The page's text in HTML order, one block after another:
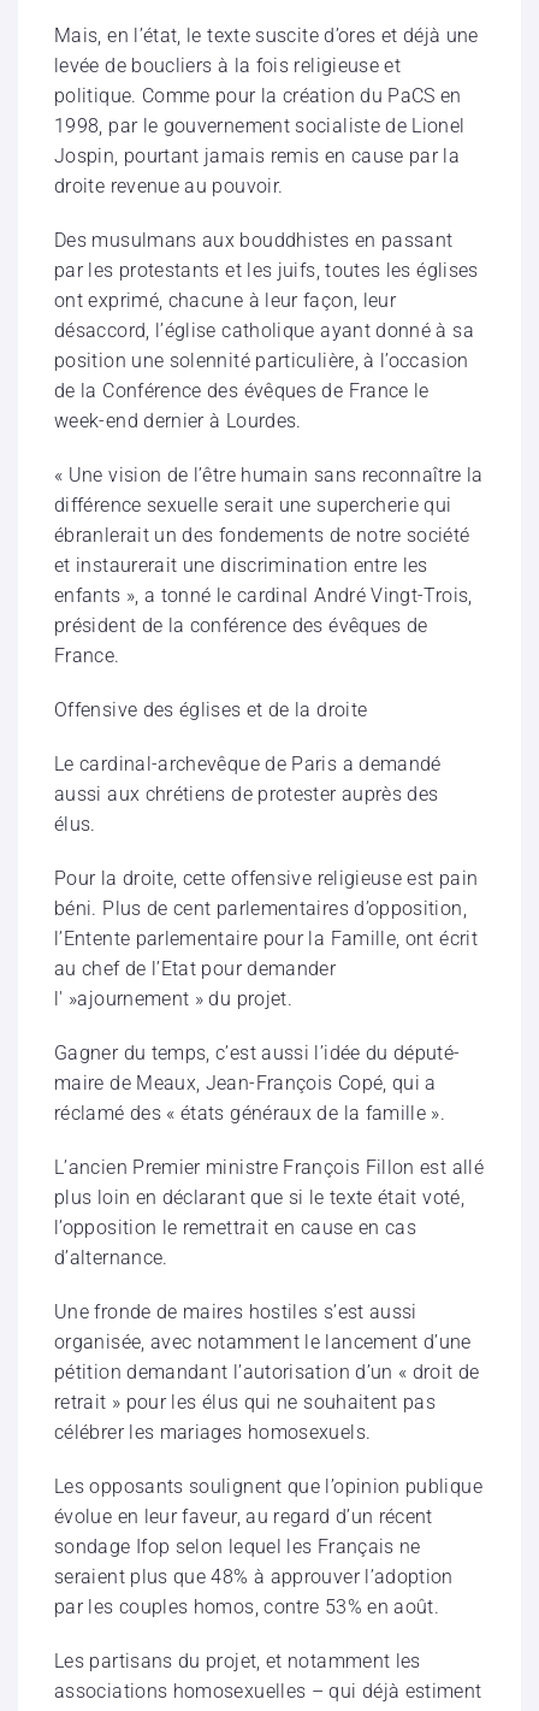
Mais, en l’état, le texte suscite d’ores et déjà une
levée de boucliers à la fois religieuse et
politique. Comme pour la création du PaCS en
1998, par le gouvernement socialiste de Lionel
Jospin, pourtant jamais remis en cause par la
droite revenue au pouvoir.
Des musulmans aux bouddhistes en passant
par les protestants et les juifs, toutes les églises
ont exprimé, chacune à leur façon, leur
désaccord, l’église catholique ayant donné à sa
position une solennité particulière, à l’occasion
de la Conférence des évêques de France le
week-end dernier à Lourdes.
« Une vision de l’être humain sans reconnaître la
différence sexuelle serait une supercherie qui
ébranlerait un des fondements de notre société
et instaurerait une discrimination entre les
enfants », a tonné le cardinal André Vingt-Trois,
président de la conférence des évêques de
France.
Offensive des églises et de la droite
Le cardinal-archevêque de Paris a demandé
aussi aux chrétiens de protester auprès des
élus.
Pour la droite, cette offensive religieuse est pain
béni. Plus de cent parlementaires d’opposition,
l’Entente parlementaire pour la Famille, ont écrit
au chef de l’Etat pour demander
l' »ajournement » du projet.
Gagner du temps, c’est aussi l’idée du député-
maire de Meaux, Jean-François Copé, qui a
réclamé des « états généraux de la famille ».
L’ancien Premier ministre François Fillon est allé
plus loin en déclarant que si le texte était voté,
l’opposition le remettrait en cause en cas
d’alternance.
Une fronde de maires hostiles s’est aussi
organisée, avec notamment le lancement d’une
pétition demandant l’autorisation d’un « droit de
retrait » pour les élus qui ne souhaitent pas
célébrer les mariages homosexuels.
Les opposants soulignent que l’opinion publique
évolue en leur faveur, au regard d’un récent
sondage Ifop selon lequel les Français ne
seraient plus que 48% à approuver l’adoption
par les couples homos, contre 53% en août.
Les partisans du projet, et notamment les
associations homosexuelles – qui déjà estiment